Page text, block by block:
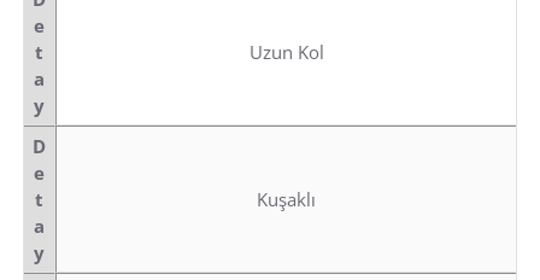
e
t
a
y
Uzun Kol
D
e
t
a
y
Kuşaklı